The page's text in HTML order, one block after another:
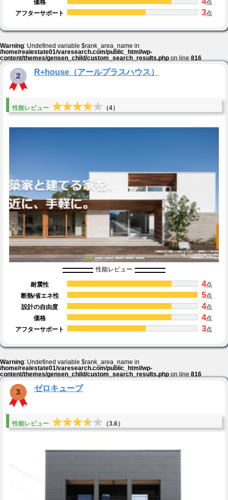
価格
点
アフターサポート
3点
Warning: Undefined variable $rank_area_name in
/home/realestate01/varesearch.com/public_html/wp-
content/themes/gensen_child/custom_search_results.phpon line816
R+house（アールプラスハウス）
性能レビュー ★★★★★
★★★★★ （4）
性能レビュー
耐震性 4点
断熱/省エネ性
5点
設計の自由度
4点
価格
4点
アフターサポート
3点
Warning: Undefined variable $rank_area_name in
/home/realestate01/varesearch.com/public_html/wp-
content/themes/gensen_child/custom_search_results.php on line 816
ゼロキューブ
性能レビュー ★★★★★
★★★★★ （3.6）